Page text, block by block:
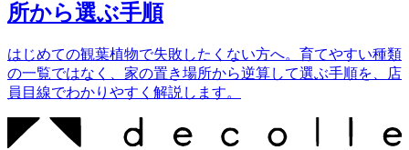
所から選ぶ手順
はじめての観葉植物で失敗したくない方へ。育てやすい種類
の一覧ではなく、家の置き場所から逆算して選ぶ手順を、店
員目線でわかりやすく解説します。